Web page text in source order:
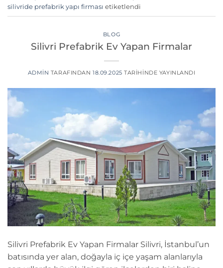
silivride prefabrik yapı firması etiketlendi
BLOG
Silivri Prefabrik Ev Yapan Firmalar
ADMIN TARAFINDAN 18.09.2025 TARIHINDE YAYINLANDI
Silivri Prefabrik Ev Yapan Firmalar Silivri, İstanbul’un
batısında yer alan, doğayla iç içe yaşam alanlarıyla